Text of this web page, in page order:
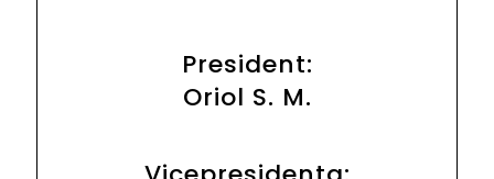
President:
Oriol S. M.